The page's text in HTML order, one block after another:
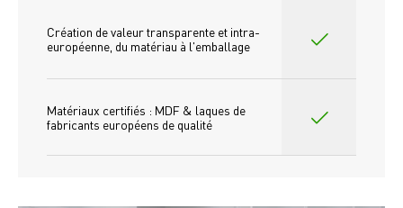
Création de valeur transparente et intra-
européenne, du matériau à l'emballage
Matériaux certifiés : MDF & laques de
fabricants européens de qualité